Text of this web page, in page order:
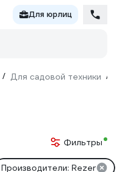
Для юрлиц
/ Для садовой техники /
Фильтры
Производители: Rezer